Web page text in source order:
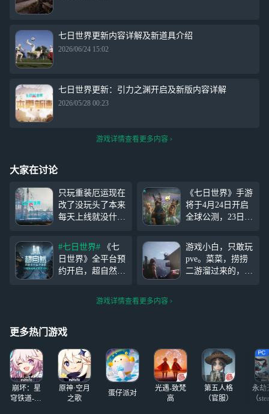
七日世界更新内容详解及新道具介绍
2026/06/24 15:02
七日世界更新：引力之渊开启及新版内容详解
2026/05/28 00:23
游戏详情查看更多内容
大家在讨论
只玩重装厄运现在
改了没玩头了本来
每天上线就没什么
厄运去刷刷收容
物，现在你改了，
积累了好久的模组
全部报废我就感觉
玩了，我是真的喜
没什么玩法我都坚
持每天上线
《七日世界》手游
将于4月24日开启
全球公测，23日10
保证各位玩得爽
玩，开发组给玩家
们带来超级福利！
1016件个性外观、
端！ 你可以通过
网易云游戏轻松体
验《七日世界》。
无需下载占用存储
空间，只需一键登
#七日世界# 《七
日世界》全平台预
约开启，超自然生
开启！由独立工作
发的超自然开放世
世界》于9月27日
开启移动端预约，
天花板
游戏小白，只敢玩
pve。菜菜，捞捞
二游溜过来的，第
游戏详情查看更多内容
更多热门游戏
崩坏：星
穹铁道-4.4
原神·空月
之歌
蛋仔派对
光遇-致梵
高
第五人格
（官服）
永劫
（